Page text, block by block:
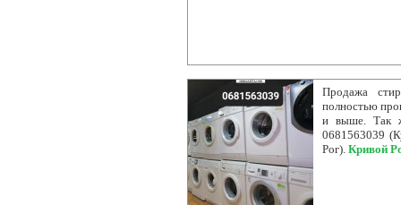
Продажа
полностью
и выше. Так
0681563039
Рог). Кривой